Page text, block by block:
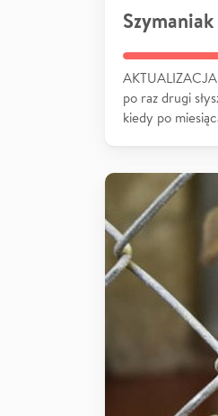
po raz drugi
kiedy po